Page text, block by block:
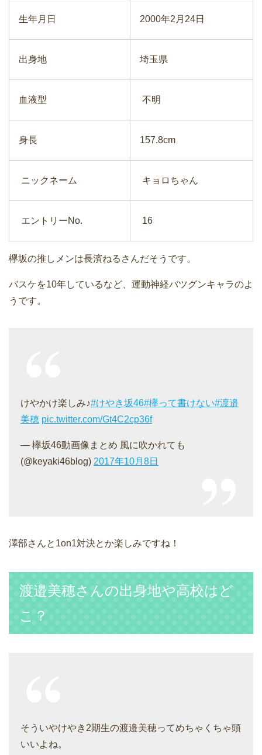
生年月日 2000年2月24日
出身地 埼玉県
血液型 不明
身長 157.8cm
ニックネーム キョロちゃん
エントリーNo. 16
欅坂の推しメンは長濱ねるさんだそうです。
バスケを10年しているなど、運動神経バツグンキャラのよ
うです。
けやかけ楽しみ♪#けやき坂46#欅って書けない#渡邉
美穂 pic.twitter.com/Gt4C2cp36f
— 欅坂46動画像まとめ 風に吹かれても
(@keyaki46blog) 2017年10月8日
澤部さんと1on1対決とか楽しみですね！
渡邉美穂さんの出身地や高校はど
こ？
そういやけやき2期生の渡邉美穂ってめちゃくちゃ頭
いいよね。